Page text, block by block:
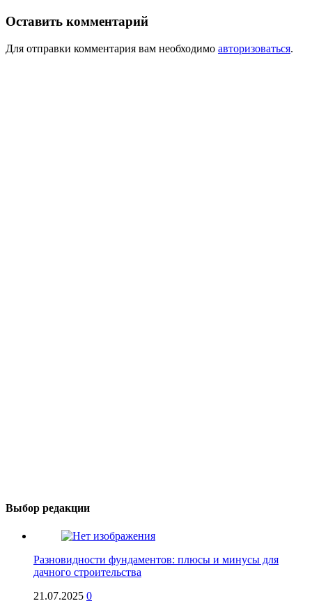
Оставить комментарий
Для отправки комментария вам необходимо авторизоваться.
Выбор редакции
Разновидности фундаментов: плюсы и минусы для
дачного строительства
21.07.2025 0